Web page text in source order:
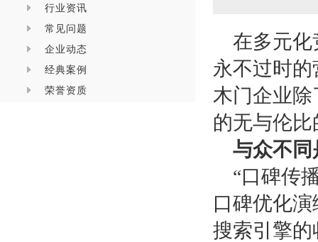
行业资讯
常见问题
企业动态
经典案例
荣誉资质
在多元化
永不过时
木门企业
的无与伦
与众不同
“口碑传
口碑优化
搜索引擎